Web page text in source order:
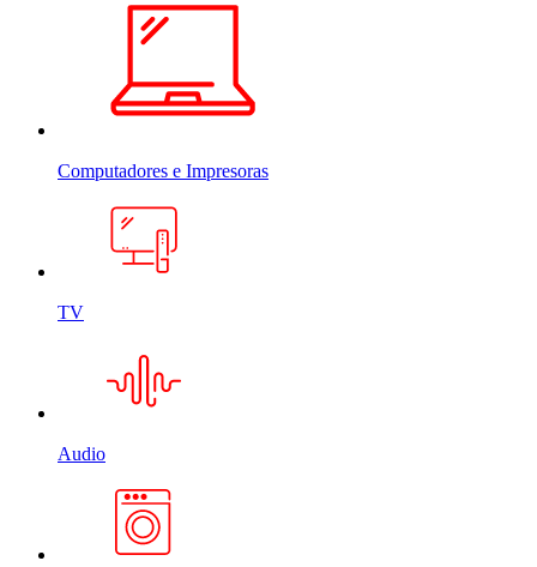
Computadores e Impresoras
TV
Audio